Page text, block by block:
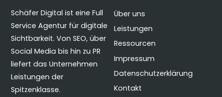
Top
Schäfer Digital ist eine Full
Service Agentur für digitale
Sichtbarkeit. Von SEO, über
Social Media bis hin zu PR
liefert das Unternehmen
Leistungen der
Spitzenklasse.
Über uns
Leistungen
Ressourcen
Impressum
Datenschutzerklärung
Kontakt